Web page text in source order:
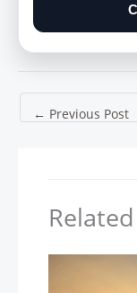
← Previous Post